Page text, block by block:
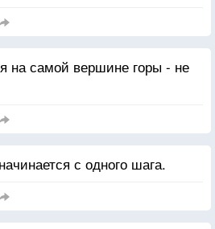
на самой вершине горы - не
с одного шага.